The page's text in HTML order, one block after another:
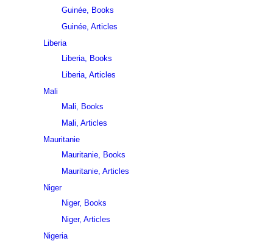
Guinée, Books
Guinée, Articles
Liberia
Liberia, Books
Liberia, Articles
Mali
Mali, Books
Mali, Articles
Mauritanie
Mauritanie, Books
Mauritanie, Articles
Niger
Niger, Books
Niger, Articles
Nigeria